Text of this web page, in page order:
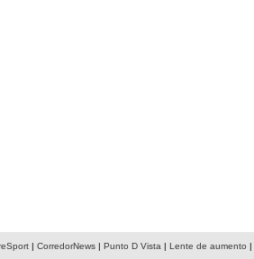
| CorredorNews| Punto D Vista | Lente de aumento |